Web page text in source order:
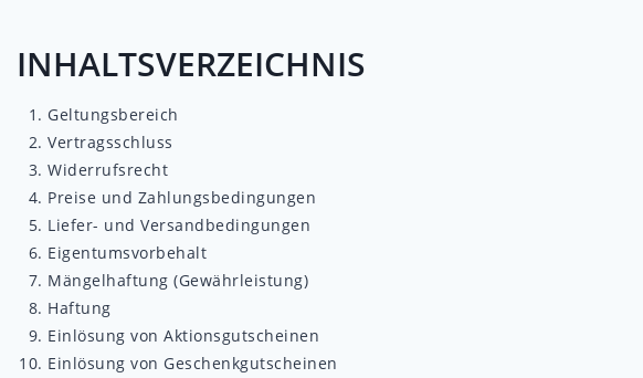
INHALTSVERZEICHNIS
Geltungsbereich
Vertragsschluss
Widerrufsrecht
Preise und Zahlungsbedingungen
Liefer- und Versandbedingungen
Eigentumsvorbehalt
Mängelhaftung (Gewährleistung)
Haftung
Einlösung von Aktionsgutscheinen
Einlösung von Geschenkgutscheinen